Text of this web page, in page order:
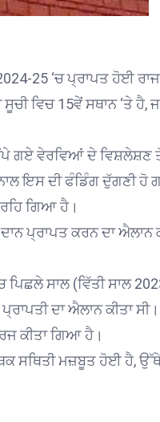
25 ‘ਚ ਪ੍ਰਾਪਤ ਹੋਈ
ਵਿਚ 15ਵੇਂ ਸਥਾਨ ‘ਤੇ
ਗਏ ਵੇਰਵਿਆਂ ਦੇ ਵਿਸ਼ਲੇਸ਼ਣ
ਇਸ ਦੀ ਫੰਡਿੰਗ ਦੁੱਗਣੀ ਹੋ
ਗਿਆ ਹੈ।
ਪ੍ਰਾਪਤ ਕਰਨ ਦਾ ਐਲਾਨ
ਪਿਛਲੇ ਸਾਲ (ਵਿੱਤੀ ਸਾਲ
ਦਾ ਐਲਾਨ ਕੀਤਾ
ਕੀਤਾ ਗਿਆ ਹੈ।
ਸਥਿਤੀ ਮਜ਼ਬੂਤ ਹੋਈ ਹੈ, ਉੱਥੇ